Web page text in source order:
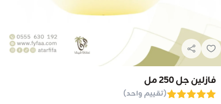
فازلين جل 250 مل
(تقييم واحد)